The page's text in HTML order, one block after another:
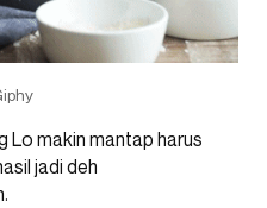
Lo makin mantap harus
jadi deh